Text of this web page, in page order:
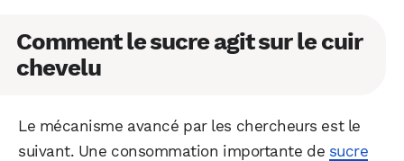
Comment le sucre agit sur le cuir
chevelu
Le mécanisme avancé par les chercheurs est le
suivant. Une consommation importante de sucre